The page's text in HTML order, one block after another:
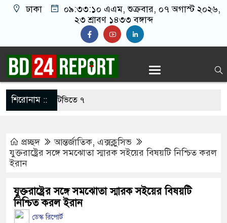
ঢাকা ০৯:৩৩:১১ এএম, শুক্রবার, ০৭ অগাস্ট ২০২৬,
২৩ শ্রাবণ ১৪৩৩ বঙ্গাব্দ
শিরোনাম ::
চেষ্টা, সিসিটিভিতে ৭
হামলা চালান ইরানি
প্রধানমন্ত্রী
কাছে পাঠাতেন
প্রচ্ছদ আন্তর্জাতিক, এক্সক্লুসিভ
যুক্তরাষ্ট্রের সঙ্গে সমঝোতা স্মারক সইয়ের বিষয়টি নিশ্চিত করল
ইরান
যুক্তরাষ্ট্রের সঙ্গে সমঝোতা স্মারক সইয়ের বিষয়টি
নিশ্চিত করল ইরান
ডেস্ক রিপোর্ট